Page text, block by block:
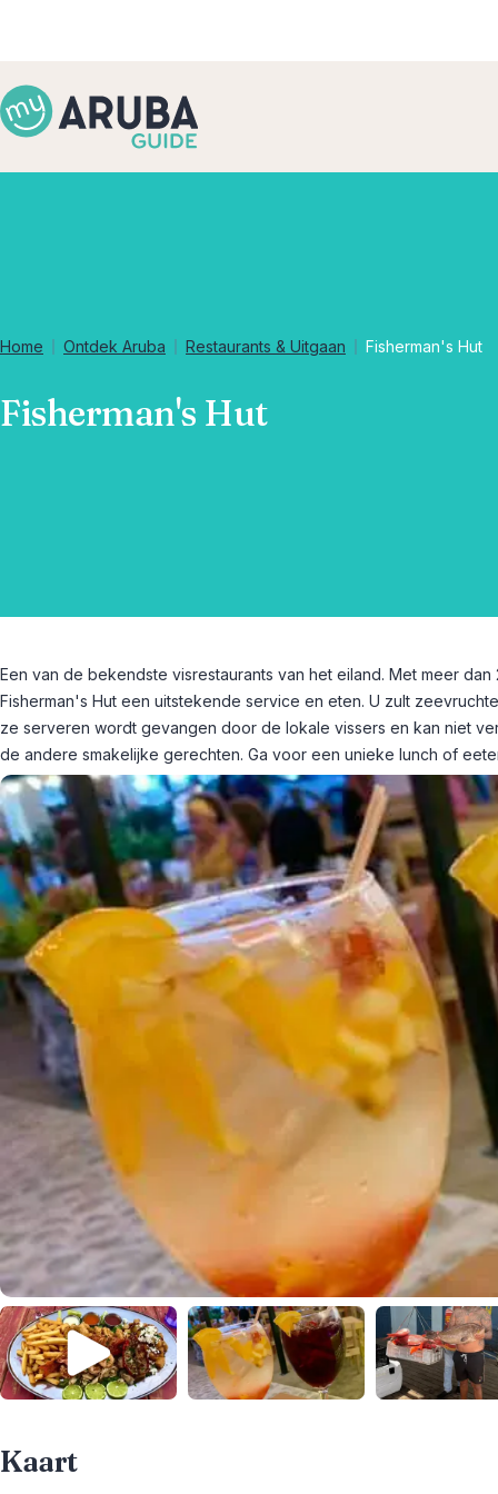
Home Ontdek Aruba Restaurants & Uitgaan Fisherman's Hut
Fisherman's Hut
Een van de bekendste visrestaurants van het eiland. Met meer
Fisherman's Hut een uitstekende service en eten. U zult
ze serveren wordt gevangen door de lokale vissers en kan niet
de andere smakelijke gerechten. Ga voor een unieke lunch of
Kaart